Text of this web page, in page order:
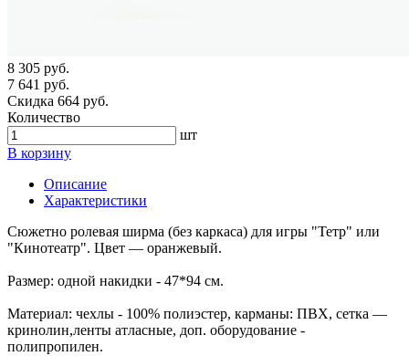
8 305 руб.
7 641 руб.
Скидка 664 руб.
Количество
шт
В корзину
Описание
Характеристики
Сюжетно ролевая ширма (без каркаса) для игры "Тетр" или
"Кинотеатр". Цвет — оранжевый.
Размер: одной накидки - 47*94 см.
Материал: чехлы - 100% полиэстер, карманы: ПВХ, сетка —
кринолин,ленты атласные, доп. оборудование -
полипропилен.